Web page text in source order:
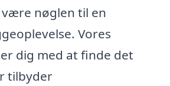
nøglen til en
Vores
dig med at finde det
tilbyder